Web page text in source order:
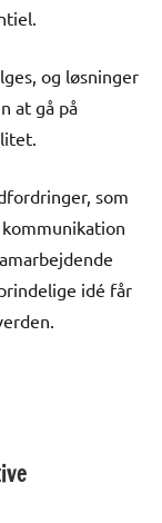
og løsninger
at gå på
som
idé får